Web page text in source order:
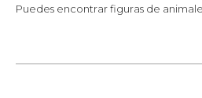
Puedes encontrar figuras de